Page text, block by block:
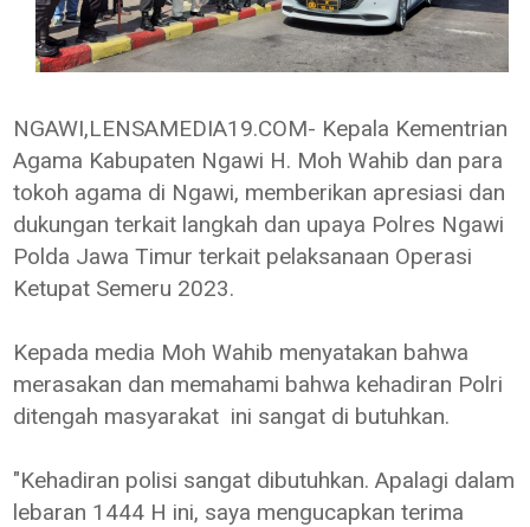
NGAWI,LENSAMEDIA19.COM- Kepala Kementrian
Agama Kabupaten Ngawi H. Moh Wahib dan para
tokoh agama di Ngawi, memberikan apresiasi dan
dukungan terkait langkah dan upaya Polres Ngawi
Polda Jawa Timur terkait pelaksanaan Operasi
Ketupat Semeru 2023.
Kepada media Moh Wahib menyatakan bahwa
merasakan dan memahami bahwa kehadiran Polri
ditengah masyarakat ini sangat di butuhkan.
"Kehadiran polisi sangat dibutuhkan. Apalagi dalam
lebaran 1444 H ini, saya mengucapkan terima